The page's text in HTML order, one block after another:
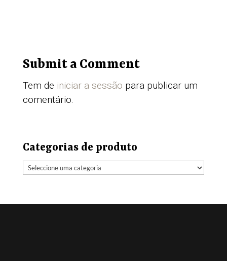
Submit a Comment
Tem de iniciar a sessão para publicar um
comentário.
Categorias de produto